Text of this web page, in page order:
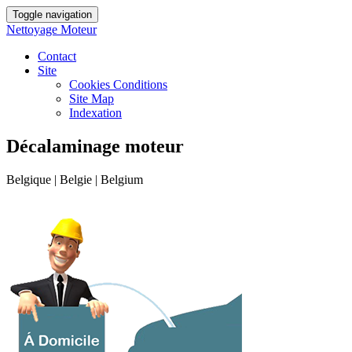
Toggle navigation
Nettoyage Moteur
Contact
Site
Cookies Conditions
Site Map
Indexation
Décalaminage moteur
Belgique | Belgie | Belgium